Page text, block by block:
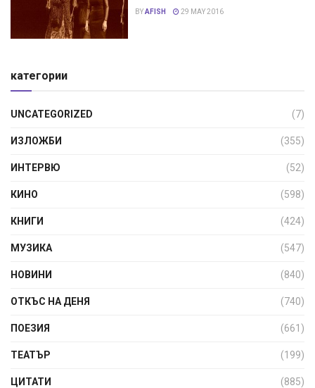
BYAFISH 29 MAY 2016
категории
UNCATEGORIZED (7)
ИЗЛОЖБИ (355)
ИНТЕРВЮ (52)
КИНО (598)
КНИГИ (424)
МУЗИКА (547)
НОВИНИ (840)
ОТКЪС НА ДЕНЯ (740)
ПОЕЗИЯ (661)
ТЕАТЪР (199)
ЦИТАТИ (885)